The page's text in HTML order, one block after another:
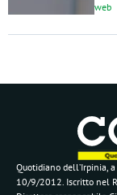
web
Quotidiano dell’Irpinia,
10/9/2012. Iscritto nel